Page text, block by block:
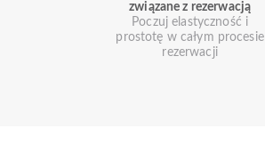
związane z rezerwacją
Poczuj elastyczność i
prostotę w całym procesie
rezerwacji